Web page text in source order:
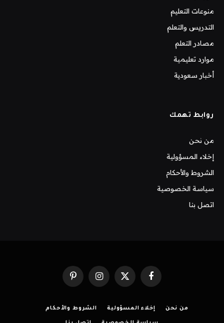
منوعات التعليم
التدريس والتعلم
مصادر التعلم
موارد تعليمية
أخبار سعودية
روابط تهمك
من نحن
إخلاء المسؤولية
الشروط والأحكام
سياسة الخصوصية
اتصل بنا
فيسبوك X
(Twitter)
الانستغرامبينتيريست
من نحن إخلاء المسؤولية الشروط والأحكام